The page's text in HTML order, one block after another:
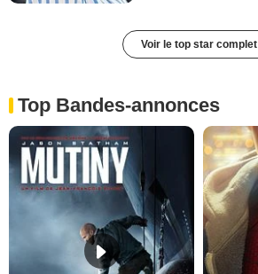
Voir le top star complet
Top Bandes-annonces